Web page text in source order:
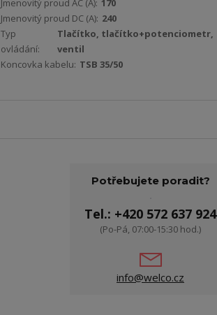
Jmenovitý proud AC (A): 170
Jmenovitý proud DC (A): 240
Typ
ovládání:
Tlačítko, tlačítko+potenciometr,
ventil
Koncovka kabelu: TSB 35/50
Potřebujete poradit?
Tel.: +420 572 637 924
(Po-Pá, 07:00-15:30 hod.)
info@welco.cz